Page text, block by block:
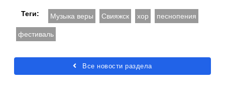
Теги: Музыка веры Свияжск хор песнопения
фестиваль
Все новости раздела